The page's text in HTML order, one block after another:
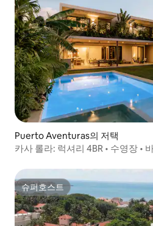
Puerto Aventuras의 저택
카사 롤라: 럭셔리 4BR • 수영장 •
슈퍼호스트
슈퍼호스트